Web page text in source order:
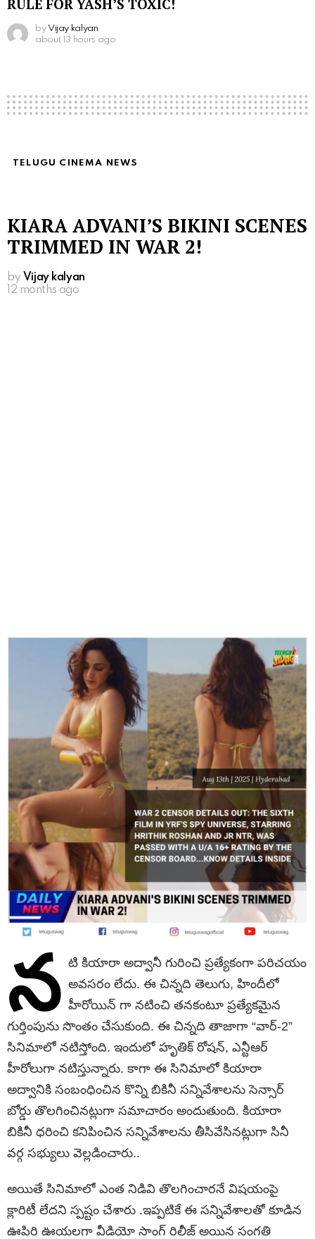
RULE FOR YASH’S TOXIC!
by Vijay kalyan
about 13 hours ago
TELUGU CINEMA NEWS
KIARA ADVANI’S BIKINI SCENES
TRIMMED IN WAR 2!
by Vijay kalyan
12 months ago
న టి కియారా అద్వానీ గురించి ప్రత్యేకంగా పరిచయం
అవసరం లేదు. ఈ చిన్నది తెలుగు, హిందీలో
హీరోయిన్ గా నటించి తనకంటూ ప్రత్యేకమైన
గుర్తింపును సొంతం చేసుకుంది. ఈ చిన్నది తాజాగా “వార్-2”
సినిమాలో నటిస్తోంది. ఇందులో హృతిక్ రోషన్, ఎన్టీఆర్
హీరోలుగా నటిస్తున్నారు. కాగా ఈ సినిమాలో కియారా
అద్వానికి సంబంధించిన కొన్ని బికినీ సన్నివేశాలను సెన్సార్
బోర్డు తొలగించినట్లుగా సమాచారం అందుతుంది. కియారా
బికినీ ధరించి కనిపించిన సన్నివేశాలను తీసివేసినట్లుగా సినీ
వర్గ సభ్యులు వెల్లడించారు..
అయితే సినిమాలో ఎంత నిడివి తొలగించారనే విషయంపై
క్లారిటీ లేదని స్పష్టం చేశారు .ఇప్పటికే ఈ సన్నివేశాలతో కూడిన
ఊపిరి ఊయలగా వీడియో సాంగ్ రిలీజ్ అయిన సంగతి